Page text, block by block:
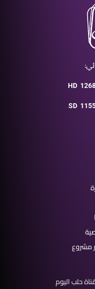
HD
SD
مشروع
حلب اليوم